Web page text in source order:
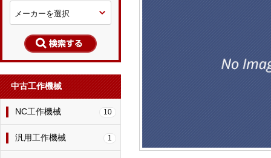
中古工作機械
NC工作機械 10
汎用工作機械 1